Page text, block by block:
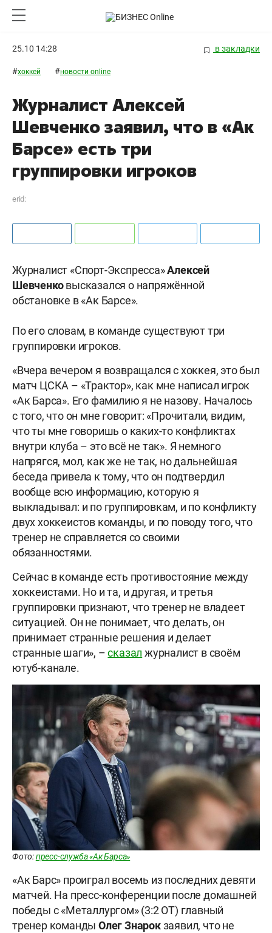
25.10 14:28 в закладки
#хоккей #новости online
Журналист Алексей
Шевченко заявил, что в «Ак
Барсе» есть три
группировки игроков
erid:
Журналист «Спорт-Экспресса»Алексей
Шевченковысказался о напряжённой
обстановке в «Ак Барсе».
По его словам, в команде существуют три
группировки игроков.
«Вчера вечером я возвращался с хоккея, это был
матч ЦСКА – «Трактор», как мне написал игрок
«Ак Барса». Его фамилию я не назову. Началось
с того, что он мне говорит: «Прочитали, видим,
что ты мне говоришь о каких-то конфликтах
внутри клуба – это всё не так». Я немного
напрягся, мол, как же не так, но дальнейшая
беседа привела к тому, что он подтвердил
вообще всю информацию, которую я
выкладывал: и по группировкам, и по конфликту
двух хоккеистов команды, и по поводу того, что
тренер не справляется со своими
обязанностями.
Сейчас в команде есть противостояние между
хоккеистами. Но и та, и другая, и третья
группировки признают, что тренер не владеет
ситуацией. Он не понимает, что делать, он
принимает странные решения и делает
странные шаги», –сказал журналист в своём
ютуб-канале.
Фото:пресс-служба «Ак Барса»
«Ак Барс» проиграл восемь из последних девяти
матчей. На пресс-конференции после домашней
победы с «Металлургом» (3:2 ОТ) главный
тренер команды Олег Знарокзаявил, что не